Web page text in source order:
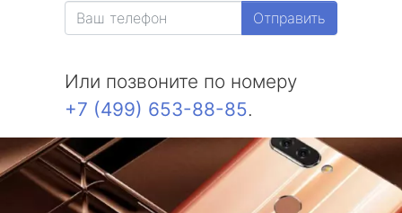
Отправить
Или позвоните по номеру
+7 (499) 653-88-85.